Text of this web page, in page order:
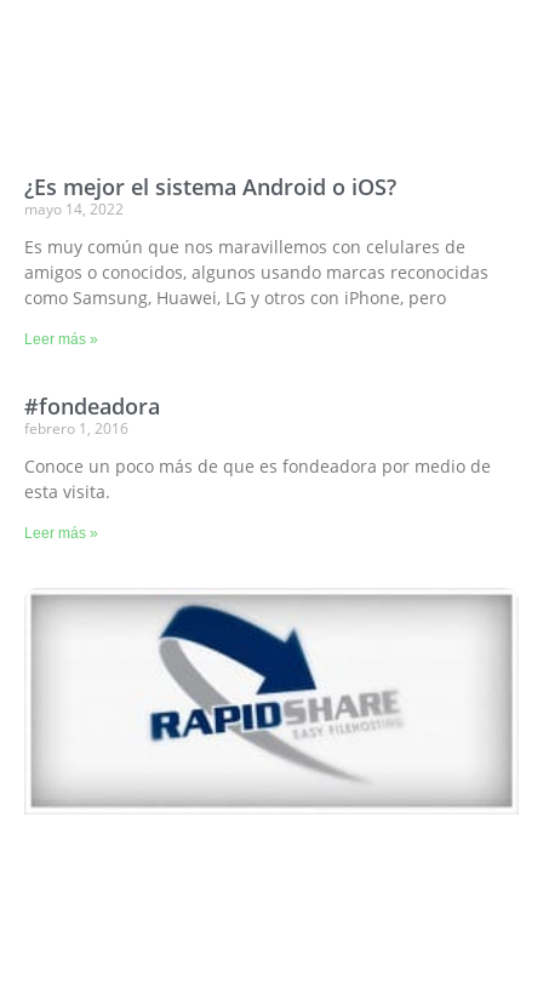
¿Es mejor el sistema Android o iOS?
mayo 14, 2022
Es muy común que nos maravillemos con celulares de
amigos o conocidos, algunos usando marcas reconocidas
como Samsung, Huawei, LG y otros con iPhone, pero
Leer más »
#fondeadora
febrero 1, 2016
Conoce un poco más de que es fondeadora por medio de
esta visita.
Leer más »